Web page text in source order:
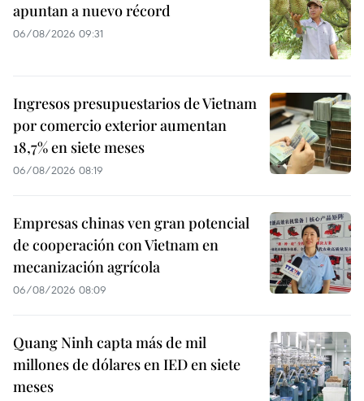
apuntan a nuevo récord
06/08/2026 09:31
Ingresos presupuestarios de Vietnam
por comercio exterior aumentan
18,7% en siete meses
06/08/2026 08:19
Empresas chinas ven gran potencial
de cooperación con Vietnam en
mecanización agrícola
06/08/2026 08:09
Quang Ninh capta más de mil
millones de dólares en IED en siete
meses